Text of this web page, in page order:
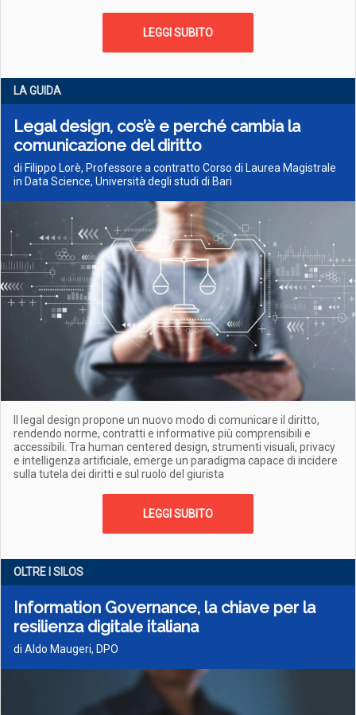
LEGGI SUBITO
LA GUIDA
Legal design, cos’è e perché cambia la
comunicazione del diritto
di Filippo Lorè, Professore a contratto Corso di Laurea Magistrale
in Data Science, Università degli studi di Bari
Il legal design propone un nuovo modo di comunicare il diritto,
rendendo norme, contratti e informative più comprensibili e
accessibili. Tra human centered design, strumenti visuali, privacy
e intelligenza artificiale, emerge un paradigma capace di incidere
sulla tutela dei diritti e sul ruolo del giurista
LEGGI SUBITO
OLTRE I SILOS
Information Governance, la chiave per la
resilienza digitale italiana
di Aldo Maugeri, DPO